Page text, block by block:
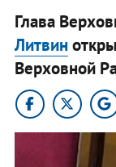
Глава
Литвин
Верховной